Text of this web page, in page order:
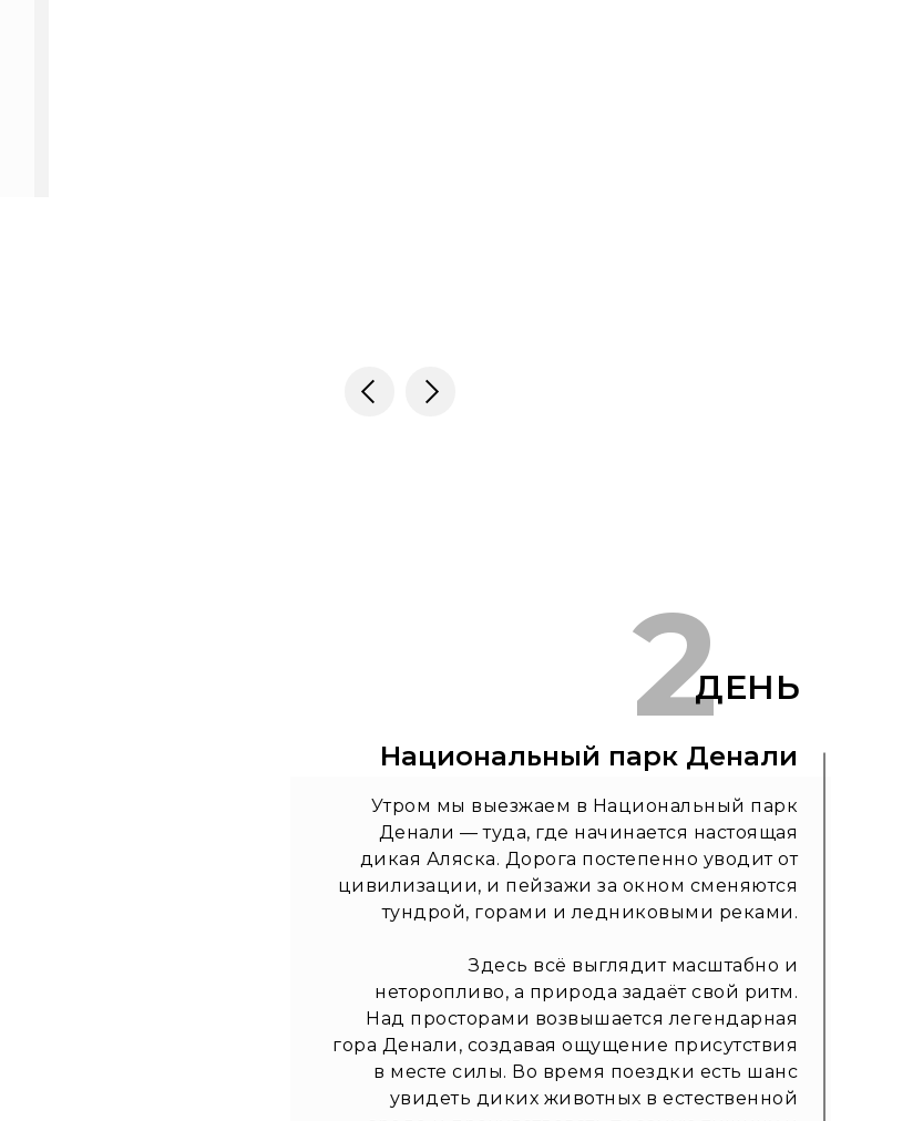
ДЕНЬ
Утром мы выезжаем в Национальный парк
Денали — туда, где начинается настоящая
дикая Аляска. Дорога постепенно уводит от
цивилизации, и пейзажи за окном сменяются
тундрой, горами и ледниковыми реками.
Здесь всё выглядит масштабно и
неторопливо, а природа задаёт свой ритм.
Над просторами возвышается легендарная
гора Денали, создавая ощущение присутствия
в месте силы. Во время поездки есть шанс
увидеть диких животных в естественной
2
Национальный парк Денали